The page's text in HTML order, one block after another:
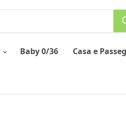
Baby 0/36 Casa e